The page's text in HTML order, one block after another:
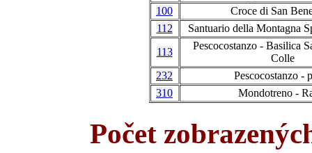
100
Croce di San
112
Santuario della Montagna
113
Pescocostanzo - Basilica
Colle
232
Pescocostanzo -
310
Mondotreno -
Počet